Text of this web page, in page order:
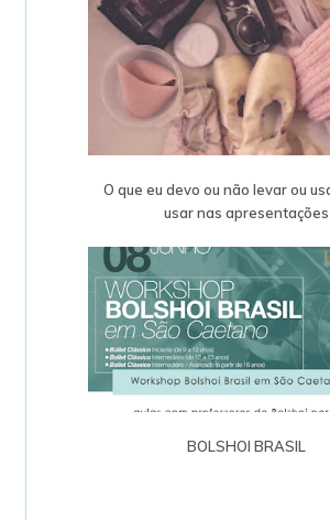
O que eu devo ou não levar ou
usar nas apresentações
BOLSHOI BRASIL